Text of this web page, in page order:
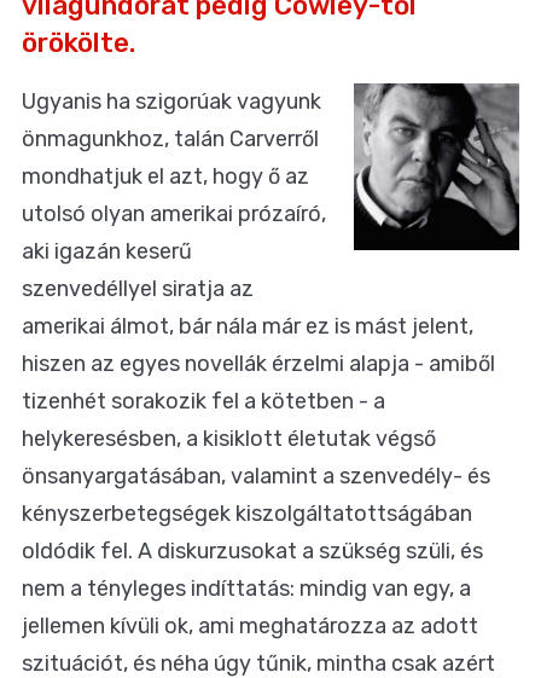
örökölte.
Ugyanis ha szigorúak vagyunk
önmagunkhoz, talán Carverről
mondhatjuk el azt, hogy ő az
utolsó olyan amerikai prózaíró,
aki igazán keserű
szenvedéllyel siratja az
amerikai álmot, bár nála már ez is mást jelent,
hiszen az egyes novellák érzelmi alapja - amiből
tizenhét sorakozik fel a kötetben - a
helykeresésben, a kisiklott életutak végső
önsanyargatásában, valamint a szenvedély- és
kényszerbetegségek kiszolgáltatottságában
oldódik fel. A diskurzusokat a szükség szüli, és
nem a tényleges indíttatás: mindig van egy, a
jellemen kívüli ok, ami meghatározza az adott
szituációt, és néha úgy tűnik, mintha csak azért